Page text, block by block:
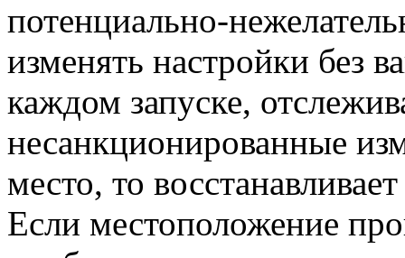
потенциально-
изменять настройки без
каждом запуске,
несанкционированные
место, то
Если местоположение